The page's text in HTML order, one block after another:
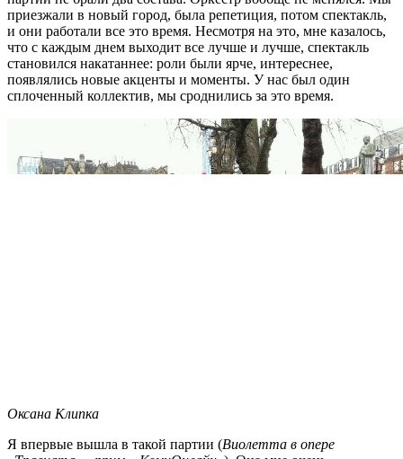
приезжали в новый город, была репетиция, потом спектакль,
и они работали все это время. Несмотря на это, мне казалось,
что с каждым днем выходит все лучше и лучше, спектакль
становился накатаннее: роли были ярче, интереснее,
появлялись новые акценты и моменты. У нас был один
сплоченный коллектив, мы сроднились за это время.
Оксана Клипка
Я впервые вышла в такой партии (Виолетта в опере